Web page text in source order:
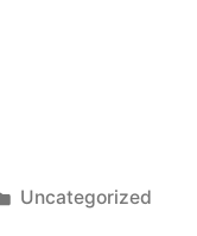
Posted
Uncategorized